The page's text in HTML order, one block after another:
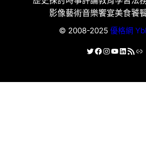
影像藝術音樂饗宴美食饕
© 2008-2025 優格網
X Facebook
Instagram
YouTube
LinkedIn
RSS 資訊提供連結